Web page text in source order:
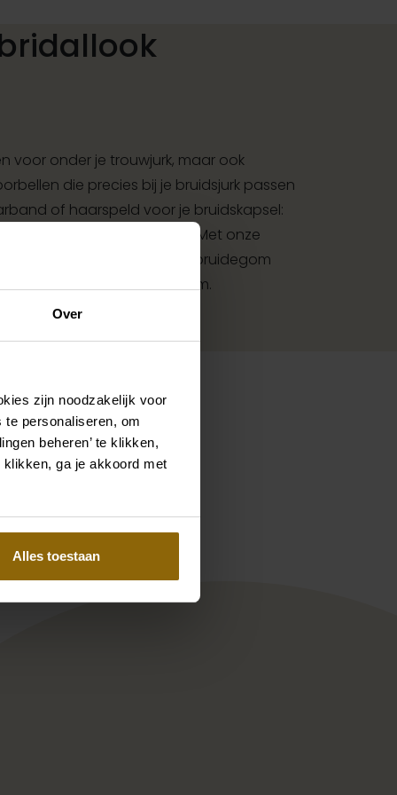
Over
zijn noodzakelijk voor
personaliseren, om
beheren’ te klikken,
klikken, ga je akkoord met
Alles toestaan
voor onder je trouwjurk, maar ook
die precies bij je bruidsjurk passen
of haarspeld voor je bruidskapsel:
bijpassende accessoires. Met onze
accessoires voor bruid en bruidegom
jouw jurk of trouwkostuum.
Pinterest
Ramona Koonings Couture